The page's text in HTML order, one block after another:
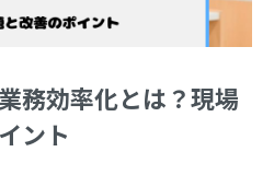
ち資料一覧
務効率化とは？現場
ント